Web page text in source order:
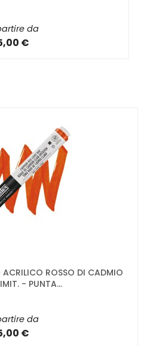
da
€
ACRILICO ROSSO DI CADMIO
- PUNTA...
da
€